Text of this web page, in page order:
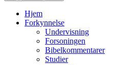
Hjem
Forkynnelse
Undervisning
Forsoningen
Bibelkommentarer
Studier